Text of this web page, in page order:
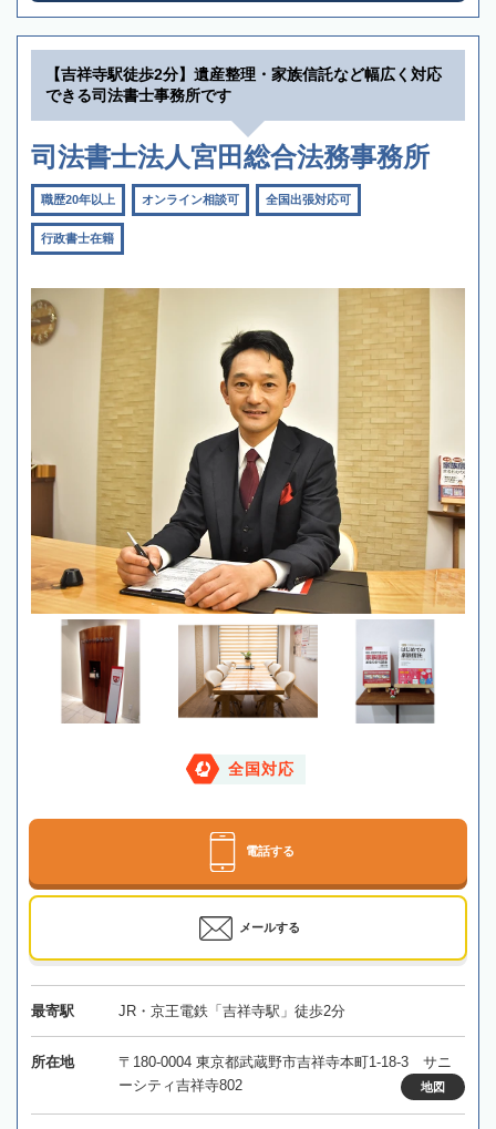
【吉祥寺駅徒歩2分】遺産整理・家族信託など幅広く対応
できる司法書士事務所です
司法書士法人宮田総合法務事務所
職歴20年以上 オンライン相談可 全国出張対応可
行政書士在籍
全国対応
電話する
メールする
最寄駅 JR・京王電鉄「吉祥寺駅」徒歩2分
所在地
〒180-0004 東京都武蔵野市吉祥寺本町1-18-3 サニ
ーシティ吉祥寺802
地図